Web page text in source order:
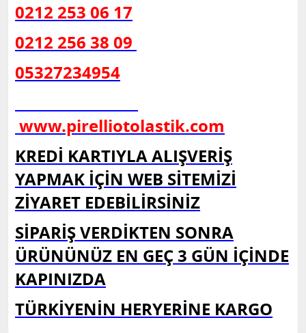
0212 253 06 17
0212 256 38 09
05327234954
www.pirelliotolastik.com
KREDİ KARTIYLA ALIŞVERİŞ
YAPMAK İÇİN WEB SİTEMİZİ
ZİYARET EDEBİLİRSİNİZ
SİPARİŞ VERDİKTEN SONRA
ÜRÜNÜNÜZ EN GEÇ 3 GÜN İÇİNDE
KAPINIZDA
TÜRKİYENİN HERYERİNE KARGO